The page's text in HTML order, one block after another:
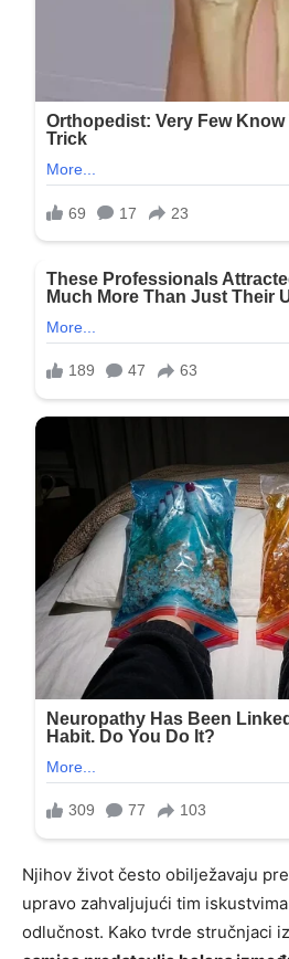
Njihov život često obilježavaju
upravo zahvaljujući tim
odlučnost. Kako tvrde stručnjaci